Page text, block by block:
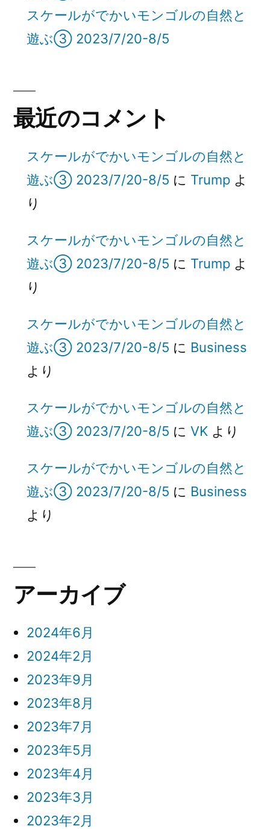
スケールがでかいモンゴルの自然と
遊ぶ③ 2023/7/20-8/5
最近のコメント
スケールがでかいモンゴルの自然と
遊ぶ③ 2023/7/20-8/5 に Trump よ
り
スケールがでかいモンゴルの自然と
遊ぶ③ 2023/7/20-8/5 に Trump よ
り
スケールがでかいモンゴルの自然と
遊ぶ③ 2023/7/20-8/5 に Business
より
スケールがでかいモンゴルの自然と
遊ぶ③ 2023/7/20-8/5 に VK より
スケールがでかいモンゴルの自然と
遊ぶ③ 2023/7/20-8/5 に Business
より
アーカイブ
2024年6月
2024年2月
2023年9月
2023年8月
2023年7月
2023年5月
2023年4月
2023年3月
2023年2月